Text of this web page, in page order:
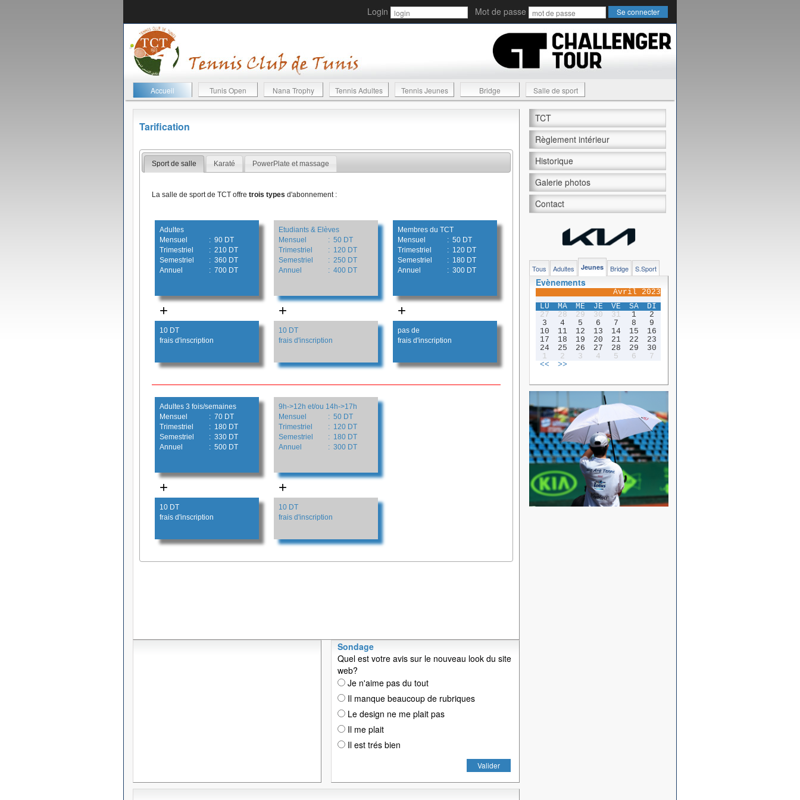
Login Mot de passe
Accueil Tunis Open Nana Trophy Tennis Adultes Tennis Jeunes Bridge Salle de sport
Tarification
Sport de salle Karaté PowerPlate et massage
La salle de sport de TCT offre trois types d'abonnement :
Adultes
Mensuel
: 90 DT
Trimestriel
: 210 DT
Semestriel
: 360 DT
Annuel
: 700 DT
Etudiants & Elèves
Mensuel
: 50 DT
Trimestriel
: 120 DT
Semestriel
: 250 DT
Annuel
: 400 DT
Membres du TCT
Mensuel
: 50 DT
Trimestriel
: 120 DT
Semestriel
: 180 DT
Annuel
: 300 DT
+ + +
10 DT
frais d'inscription
10 DT
frais d'inscription
pas de
frais d'inscription
Adultes 3 fois/semaines
Mensuel
: 70 DT
Trimestriel
: 180 DT
Semestriel
: 330 DT
Annuel
: 500 DT
9h->12h et/ou 14h->17h
Mensuel
: 50 DT
Trimestriel
: 120 DT
Semestriel
: 180 DT
Annuel
: 300 DT
+ +
10 DT
frais d'inscription
10 DT
frais d'inscription
Sondage
Quel est votre avis sur le nouveau look du site
web?
Je n'aime pas du tout
Il manque beaucoup de rubriques
Le design ne me plait pas
Il me plait
Il est trés bien
Valider
TCT
Règlement intérieur
Historique
Galerie photos
Contact
Tous Adultes Jeunes Bridge S.Sport
Evènements
Avril 2023
LU
MA ME JE VE SA
DI
27
28 29 30 31 1
2
3
4 5 6 7 8
9
10
11 12 13 14 15
16
17
18 19 20 21 22
23
24
25 26 27 28 29
30
1
2 3 4 5 6
7
<<
>>